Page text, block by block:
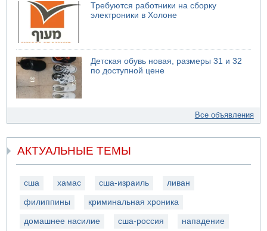
Требуются работники на сборку
электроники в Холоне
Детская обувь новая, размеры 31 и 32
по доступной цене
Все объявления
АКТУАЛЬНЫЕ ТЕМЫ
сша хамас сша-израиль ливан
филиппины криминальная хроника
домашнее насилие сша-россия нападение